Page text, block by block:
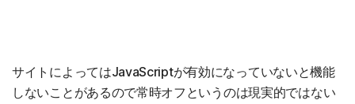
サイトによってはJavaScriptが有効になっていないと機能
しないことがあるので常時オフというのは現実的ではない